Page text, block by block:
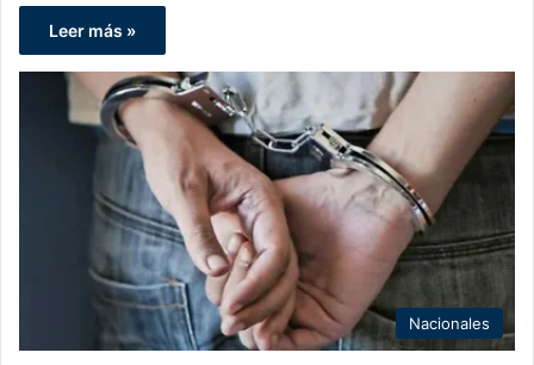
Leer más »
Nacionales